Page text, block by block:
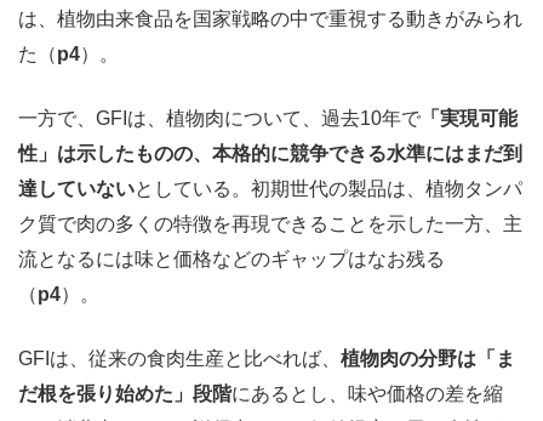
は、植物由来食品を国家戦略の中で重視する動きがみられ
た（p4）。
一方で、GFIは、植物肉について、過去10年で 「実現可能
性」は示したものの、本格的に競争できる水準にはまだ到
達していないとしている。初期世代の製品は、植物タンパ
ク質で肉の多くの特徴を再現できることを示した一方、主
流となるには味と価格などのギャップはなお残る
（p4）。
GFIは、従来の食肉生産と比べれば、 植物肉の分野は「ま
だ根を張り始めた」段階にあるとし、味や価格の差を縮